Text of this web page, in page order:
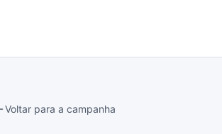
Voltar para a campanha